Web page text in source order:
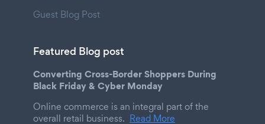
Guest Blog Post
Featured Blog post
Converting Cross-Border Shoppers During
Black Friday & Cyber Monday
Online commerce is an integral part of the
overall retail business. Read More